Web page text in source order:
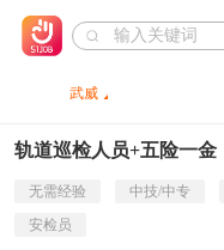
武威
轨道巡检人员+五险一金
无需经验 中技/中专
安检员